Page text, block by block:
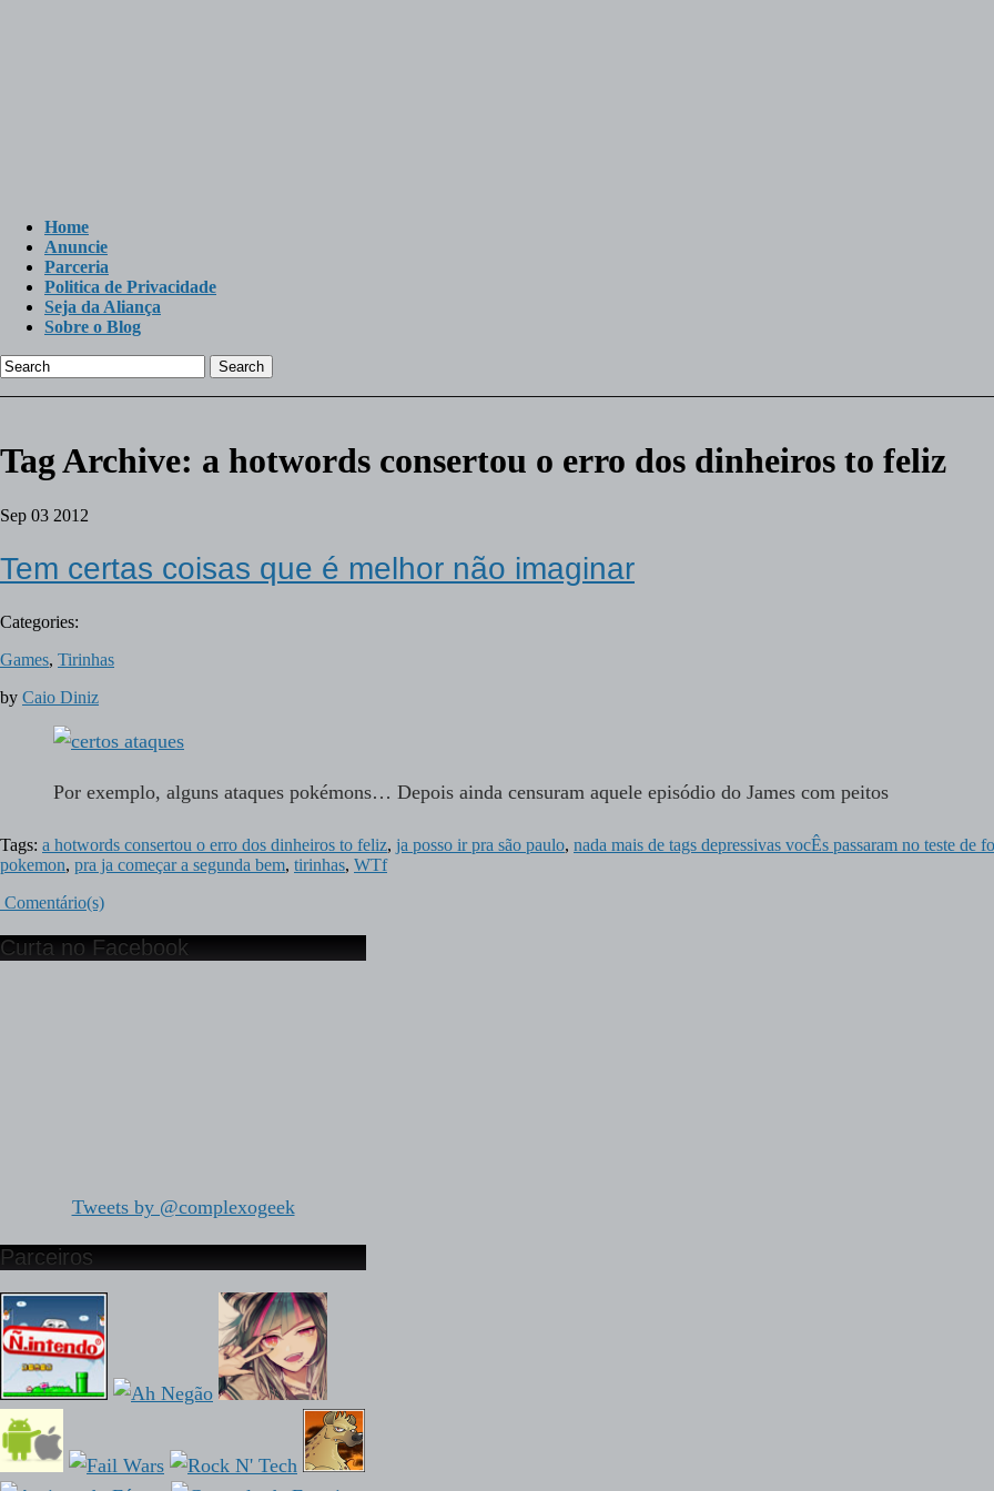
Home
Anuncie
Parceria
Politica de Privacidade
Seja da Aliança
Sobre o Blog
Search
Tag Archive: a hotwords consertou o erro dos dinheiros to feliz
Sep 03 2012
Tem certas coisas que é melhor não imaginar
Categories:
Games, Tirinhas
by Caio Diniz
Por exemplo, alguns ataques pokémons… Depois ainda censuram aquele episódio do James com peitos
Tags: a hotwords consertou o erro dos dinheiros to feliz, ja posso ir pra são paulo, nada mais de tags depressivas vocÊs passaram no teste de
pokemon, pra ja começar a segunda bem, tirinhas, WTf
Comentário(s)
Curta no Facebook
Tweets by @complexogeek
Parceiros